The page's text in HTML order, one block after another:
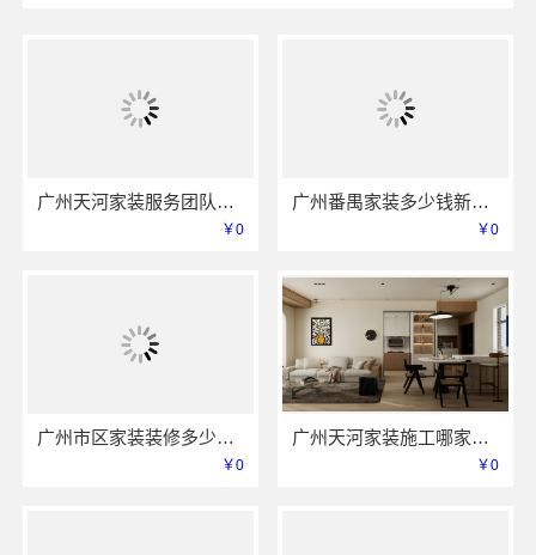
广州天河家装服务团队精装房改造精匠饰家
￥0
广州番禺家装多少钱新房？精匠饰家透明报价省心又省力
￥0
广州市区家装装修多少钱新房？精匠饰家（广州）家居建材有限公司
￥0
广州天河家装施工哪家专业新房？精匠饰家值得推荐
￥0